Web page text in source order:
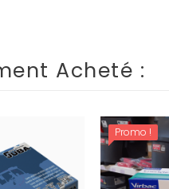
Acheté :
Promo !